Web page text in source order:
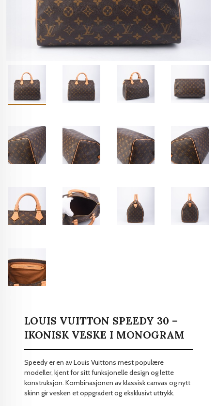
LOUIS VUITTON SPEEDY 30 –
IKONISK VESKE I MONOGRAM
Speedy er en av Louis Vuittons mest populære
modeller, kjent for sitt funksjonelle design og lette
konstruksjon. Kombinasjonen av klassisk canvas og nytt
skinn gir vesken et oppgradert og eksklusivt uttrykk.